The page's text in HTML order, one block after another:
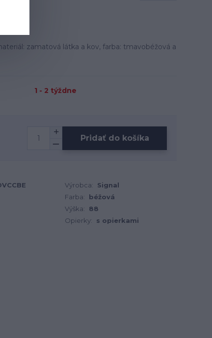
zamatová látka a kov, farba: tmavobéžová a
1 - 2 týždne
Pridať do košíka
Výrobca:
Signal
Farba:
béžová
Výška:
88
Opierky:
s opierkami